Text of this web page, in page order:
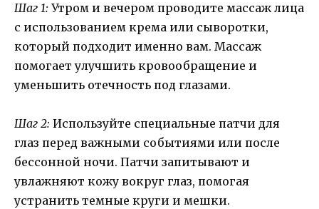
Шаг 1: Утром и вечером проводите массаж лица
с использованием крема или сыворотки,
который подходит именно вам. Массаж
помогает улучшить кровообращение и
уменьшить отечность под глазами.
Шаг 2: Используйте специальные патчи для
глаз перед важными событиями или после
бессонной ночи. Патчи запитывают и
увлажняют кожу вокруг глаз, помогая
устранить темные круги и мешки.